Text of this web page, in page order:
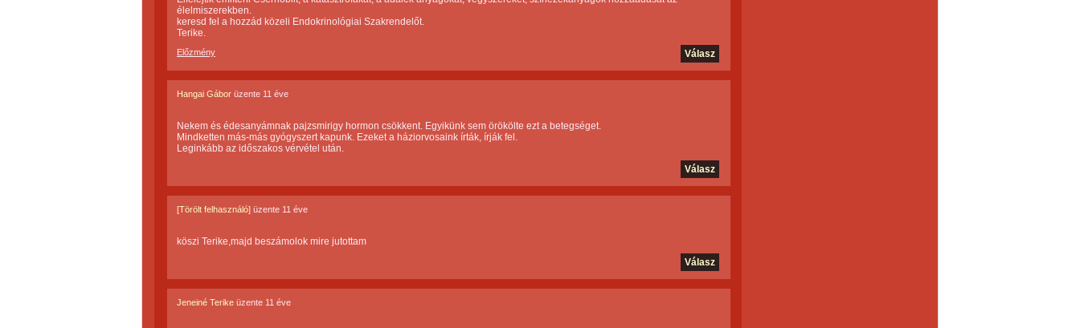
élelmiszerekben.
keresd fel a hozzád közeli Endokrinológiai Szakrendelőt.
Terike.
Előzmény Válasz
Hangai Gábor üzente 11 éve
Nekem és édesanyámnak pajzsmirigy hormon csökkent. Egyikünk sem örökölte ezt a betegséget.
Mindketten más-más gyógyszert kapunk. Ezeket a háziorvosaink írták, írják fel.
Leginkább az időszakos vérvétel után.
Válasz
[Törölt felhasználó] üzente 11 éve
köszi Terike,majd beszámolok mire jutottam
Válasz
Jeneiné Terike üzente 11 éve